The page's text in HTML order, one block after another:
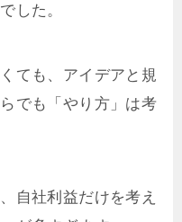
した。
ても、アイデアと規
でも「やり方」は考
自社利益だけを考え